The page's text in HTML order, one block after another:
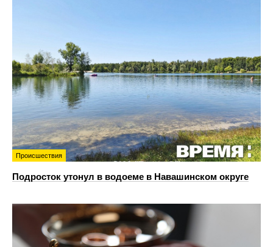
Происшествия
Подросток утонул в водоеме в Навашинском округе